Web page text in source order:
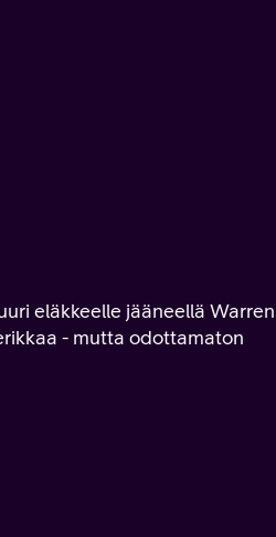
eläkkeelle jääneellä
- mutta odottamaton